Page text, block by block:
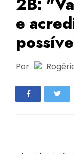
e
Por